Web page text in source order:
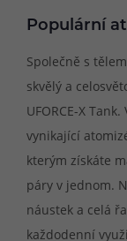
Populární
Společně s
skvělý a
UFORCE-X
vynikající
kterým získáte
páry v jednom.
náustek a celá
každodenní